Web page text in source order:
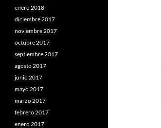
enero 2018
diciembre 2017
noviembre 2017
octubre 2017
septiembre 2017
agosto 2017
junio 2017
mayo 2017
marzo 2017
febrero 2017
enero 2017